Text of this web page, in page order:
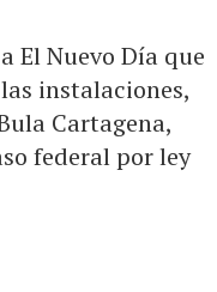
El Nuevo Día que
instalaciones,
Cartagena,
federal por ley